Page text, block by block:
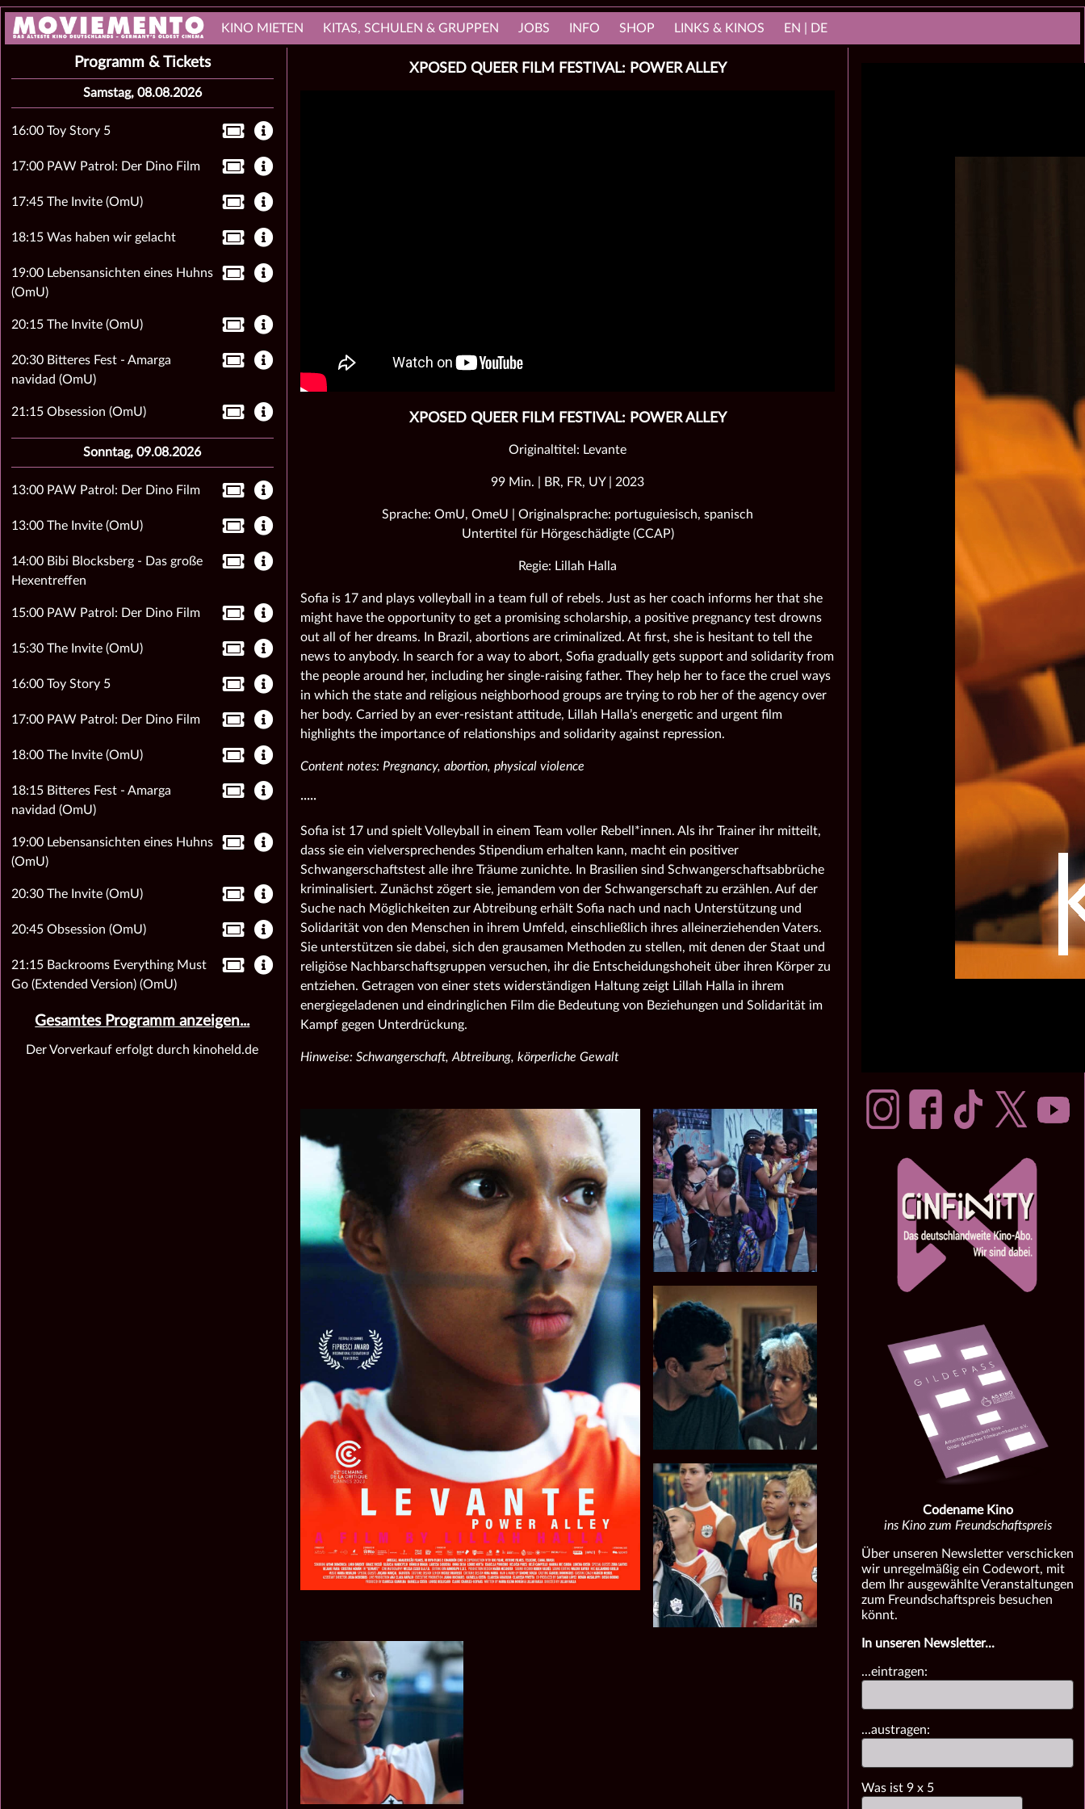
KINO MIETEN KITAS, SCHULEN & GRUPPEN JOBS INFO SHOP LINKS & KINOS EN | DE
XPOSED QUEER FILM FESTIVAL: POWER ALLEY
XPOSED QUEER FILM FESTIVAL: POWER ALLEY
Originaltitel: Levante
99 Min. | BR, FR, UY | 2023
Sprache: OmU, OmeU | Originalsprache: portuguiesisch, spanisch
Untertitel für Hörgeschädigte (CCAP)
Regie: Lillah Halla
Sofia is 17 and plays volleyball in a team full of rebels. Just as her coach informs her that she
might have the opportunity to get a promising scholarship, a positive pregnancy test drowns
out all of her dreams. In Brazil, abortions are criminalized. At first, she is hesitant to tell the
news to anybody. In search for a way to abort, Sofia gradually gets support and solidarity from
the people around her, including her single-raising father. They help her to face the cruel ways
in which the state and religious neighborhood groups are trying to rob her of the agency over
her body. Carried by an ever-resistant attitude, Lillah Halla’s energetic and urgent film
highlights the importance of relationships and solidarity against repression.
Content notes: Pregnancy, abortion, physical violence
·····
Sofia ist 17 und spielt Volleyball in einem Team voller Rebell*innen. Als ihr Trainer ihr mitteilt,
dass sie ein vielversprechendes Stipendium erhalten kann, macht ein positiver
Schwangerschaftstest alle ihre Träume zunichte. In Brasilien sind Schwangerschaftsabbrüche
kriminalisiert. Zunächst zögert sie, jemandem von der Schwangerschaft zu erzählen. Auf der
Suche nach Möglichkeiten zur Abtreibung erhält Sofia nach und nach Unterstützung und
Solidarität von den Menschen in ihrem Umfeld, einschließlich ihres alleinerziehenden Vaters.
Sie unterstützen sie dabei, sich den grausamen Methoden zu stellen, mit denen der Staat und
religiöse Nachbarschaftsgruppen versuchen, ihr die Entscheidungshoheit über ihren Körper zu
entziehen. Getragen von einer stets widerständigen Haltung zeigt Lillah Halla in ihrem
energiegeladenen und eindringlichen Film die Bedeutung von Beziehungen und Solidarität im
Kampf gegen Unterdrückung.
Hinweise: Schwangerschaft, Abtreibung, körperliche Gewalt
Programm & Tickets
Samstag, 08.08.2026
16:00 Toy Story 5
17:00 PAW Patrol: Der Dino Film
17:45 The Invite (OmU)
18:15 Was haben wir gelacht
19:00 Lebensansichten eines Huhns
(OmU)
20:15 The Invite (OmU)
20:30 Bitteres Fest - Amarga
navidad (OmU)
21:15 Obsession (OmU)
Sonntag, 09.08.2026
13:00 PAW Patrol: Der Dino Film
13:00 The Invite (OmU)
14:00 Bibi Blocksberg - Das große
Hexentreffen
15:00 PAW Patrol: Der Dino Film
15:30 The Invite (OmU)
16:00 Toy Story 5
17:00 PAW Patrol: Der Dino Film
18:00 The Invite (OmU)
18:15 Bitteres Fest - Amarga
navidad (OmU)
19:00 Lebensansichten eines Huhns
(OmU)
20:30 The Invite (OmU)
20:45 Obsession (OmU)
21:15 Backrooms Everything Must
Go (Extended Version) (OmU)
Gesamtes Programm anzeigen...
Der Vorverkauf erfolgt durch kinoheld.de
Codename Kino
ins Kino zum Freundschaftspreis
Über unseren Newsletter verschicken
wir unregelmäßig ein Codewort, mit
dem Ihr ausgewählte Veranstaltungen
zum Freundschaftspreis besuchen
könnt.
In unseren Newsletter...
...eintragen:
...austragen:
Was ist9 x 5